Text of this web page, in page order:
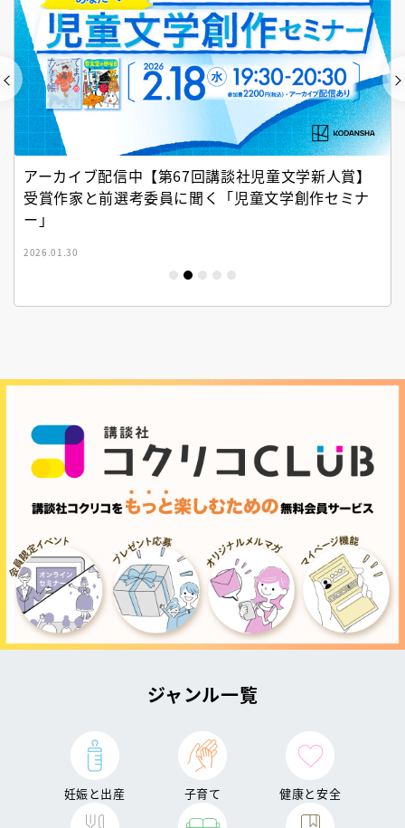
アーカイブ配信中【第67回講談社児童文学新人賞】
受賞作家と前選考委員に聞く「児童文学創作セミナ
ー」
2026.01.30
ジャンル一覧
妊娠と出産 子育て 健康と安全